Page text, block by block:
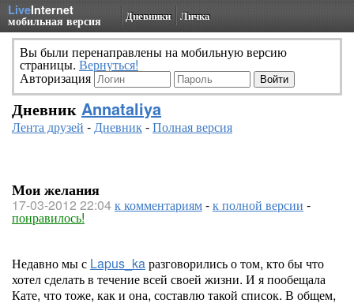
LiveInternet
мобильная версия Дневники Личка
Вы были перенаправлены на мобильную версию
страницы. Вернуться!
Авторизация
Дневник Annataliya
Лента друзей -Дневник-Полная версия
Мои желания
17-03-2012 22:04к комментариям-к полной версии -
понравилось!
Недавно мы с Lapus_kaразговорились о том, кто бы что
хотел сделать в течение всей своей жизни. И я пообещала
Кате, что тоже, как и она, составлю такой список. В общем,